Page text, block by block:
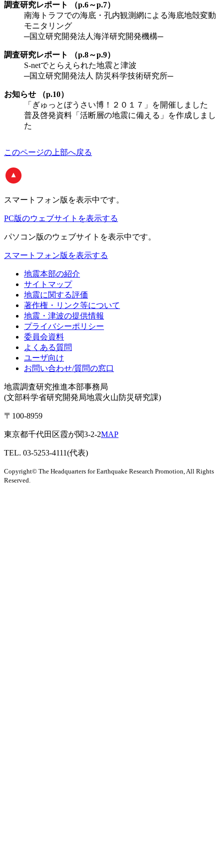
調査研究レポート （p.6～p.7）
南海トラフでの海底・孔内観測網による海底地殻変動
モニタリング
─国立研究開発法人海洋研究開発機構─
調査研究レポート （p.8～p.9）
S-netでとらえられた地震と津波
─国立研究開発法人 防災科学技術研究所─
お知らせ （p.10）
「ぎゅっとぼうさい博！２０１７」を開催しました
普及啓発資料「活断層の地震に備える」を作成しまし
た
このページの上部へ戻る
スマートフォン版 を表示中です。
PC版のウェブサイトを表示する
パソコン版のウェブサイトを表示中です。
スマートフォン版を表示する
地震本部の紹介
サイトマップ
地震に関する評価
著作権・リンク等について
地震・津波の提供情報
プライバシーポリシー
委員会資料
よくある質問
ユーザ向け
お問い合わせ/質問の窓口
地震調査研究推進本部事務局
(文部科学省研究開発局地震火山防災研究課)
〒100-8959
東京都千代田区霞が関3-2-2MAP
TEL. 03-5253-4111(代表)
Copyright© The Headquarters for Earthquake Research Promotion, All Rights
Reserved.